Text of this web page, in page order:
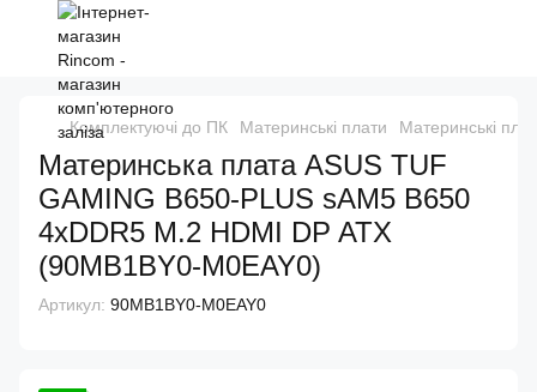
Комплектуючі до ПК Материнські плати Материнські
Материнcька плата ASUS TUF
GAMING B650-PLUS sAM5 B650
4xDDR5 M.2 HDMI DP ATX
(90MB1BY0-M0EAY0)
Артикул: 90MB1BY0-M0EAY0